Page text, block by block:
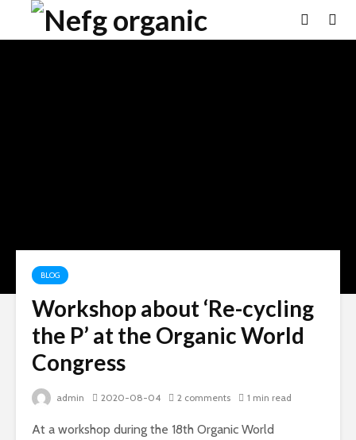
BLOG
Workshop about ‘Re-cycling
the P’ at the Organic World
Congress
admin 2020-08-04 2 comments 1 min read
At a workshop during the 18th Organic World